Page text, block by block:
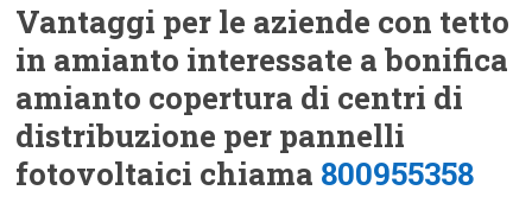
Vantaggi per le aziende con tetto
in amianto interessate a bonifica
amianto copertura di centri di
distribuzione per pannelli
fotovoltaici chiama 800955358